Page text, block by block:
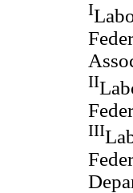
I
II
III